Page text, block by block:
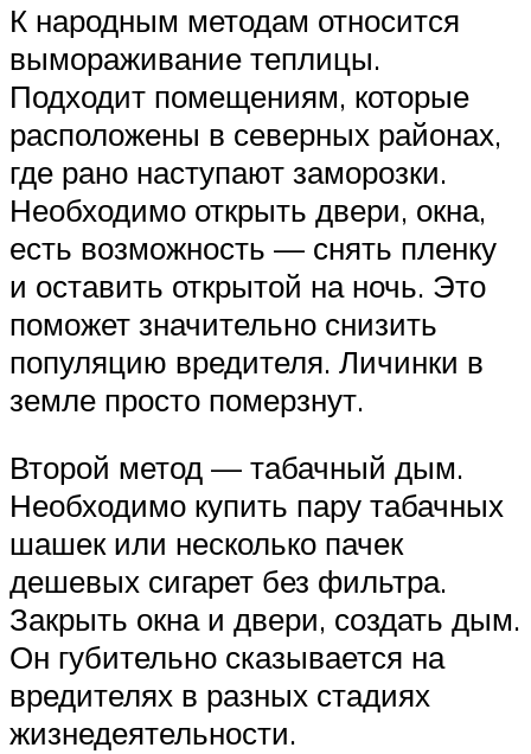
К народным методам относится
вымораживание теплицы.
Подходит помещениям, которые
расположены в северных районах,
где рано наступают заморозки.
Необходимо открыть двери, окна,
есть возможность — снять пленку
и оставить открытой на ночь. Это
поможет значительно снизить
популяцию вредителя. Личинки в
земле просто померзнут.
Второй метод — табачный дым.
Необходимо купить пару табачных
шашек или несколько пачек
дешевых сигарет без фильтра.
Закрыть окна и двери, создать дым.
Он губительно сказывается на
вредителях в разных стадиях
жизнедеятельности.